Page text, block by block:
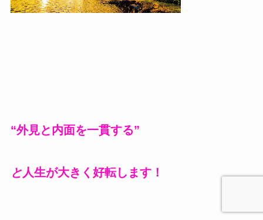
“外見と内面を一貫する”
と人生が大きく好転します！